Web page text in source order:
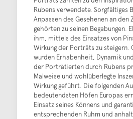
Rubens verwendete. Sorgfältiges
Anpassen des Gesehenen an den
gehörten zu seinen Begabungen.
ihm, mittels des Einsatzes von
Wirkung der Porträts zu steigern.
wurden Erhabenheit, Dynamik
der Porträtierten durch Rubens
Malweise und wohlüberlegte
Wirkung geführt. Die folgenden
bedeutendsten Höfen Europas
Einsatz seines Könnens und
entsprechenden Ruhm und